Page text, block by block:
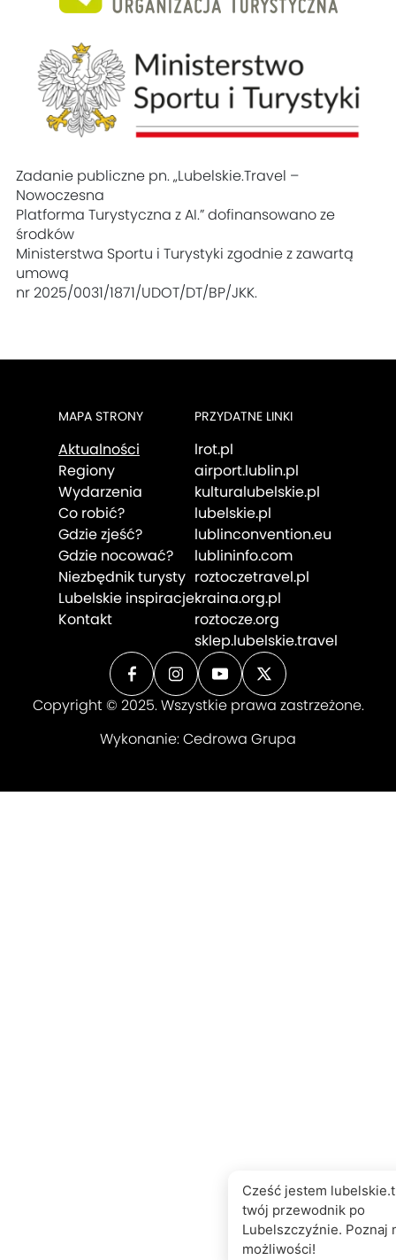
Zadanie publiczne pn. „Lubelskie.Travel –
Nowoczesna
Platforma Turystyczna z AI.” dofinansowano ze
środków
Ministerstwa Sportu i Turystyki zgodnie z zawartą
umową
nr 2025/0031/1871/UDOT/DT/BP/JKK.
MAPA STRONY
Aktualności
Regiony
Wydarzenia
Co robić?
Gdzie zjeść?
Gdzie nocować?
Niezbędnik turysty
Lubelskie inspiracje
Kontakt
PRZYDATNE LINKI
lrot.pl
airport.lublin.pl
kulturalubelskie.pl
lubelskie.pl
lublinconvention.eu
lublininfo.com
roztoczetravel.pl
kraina.org.pl
roztocze.org
sklep.lubelskie.travel
Copyright © 2025. Wszystkie prawa zastrzeżone.
Wykonanie: Cedrowa Grupa
Cześć jestem
twój przewodnik po
Lubelszczyźnie. Poznaj
możliwości!